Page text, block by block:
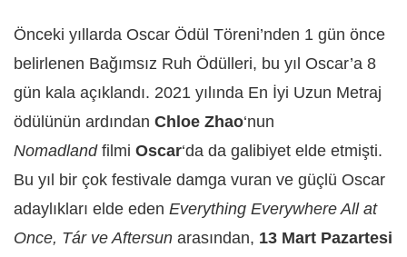
Önceki yıllarda Oscar Ödül Töreni’nden 1 gün önce
belirlenen Bağımsız Ruh Ödülleri, bu yıl Oscar’a 8
gün kala açıklandı. 2021 yılında En İyi Uzun Metraj
ödülünün ardından Chloe Zhao‘nun
Nomadlandfilmi Oscar‘da da galibiyet elde etmişti.
Bu yıl bir çok festivale damga vuran ve güçlü Oscar
adaylıkları elde eden Everything Everywhere All at
Once, Tár ve Aftersun arasından, 13 Mart Pazartesi